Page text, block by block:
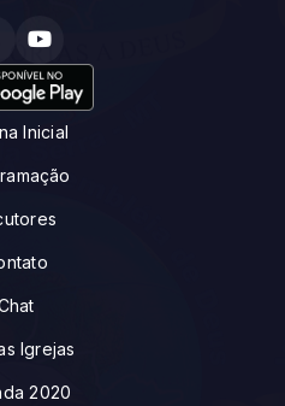
Inicial
Igrejas
2020